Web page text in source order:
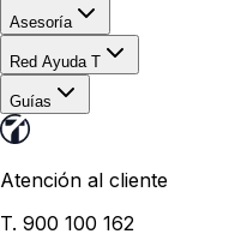
Asesoría
Red Ayuda T
Guías
Atención al cliente
T. 900 100 162